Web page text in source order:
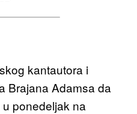
kantautora i
Brajana Adamsa da
ponedeljak na